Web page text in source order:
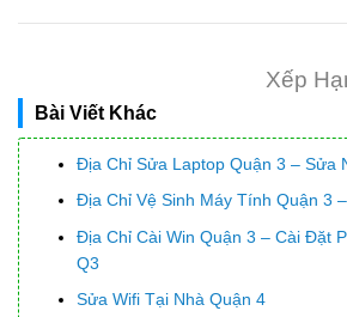
Xếp
Bài Viết Khác
Địa Chỉ Sửa Laptop Quận 3 – Sửa
Địa Chỉ Vệ Sinh Máy Tính Quận 3
Địa Chỉ Cài Win Quận 3 – Cài Đặt
Q3
Sửa Wifi Tại Nhà Quận 4